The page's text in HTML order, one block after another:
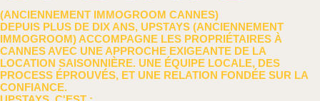
(ANCIENNEMENT IMMOGROOM CANNES)
DEPUIS PLUS DE DIX ANS, UPSTAYS (ANCIENNEMENT
IMMOGROOM) ACCOMPAGNE LES PROPRIÉTAIRES À
CANNES AVEC UNE APPROCHE EXIGEANTE DE LA
LOCATION SAISONNIÈRE. UNE ÉQUIPE LOCALE, DES
PROCESS ÉPROUVÉS, ET UNE RELATION FONDÉE SUR LA
CONFIANCE.